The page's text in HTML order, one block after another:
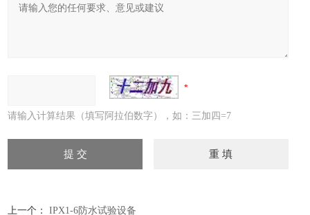
请输入计算结果（填写阿拉伯数字），如：三加四=7
上一个： IPX1-6防水试验设备